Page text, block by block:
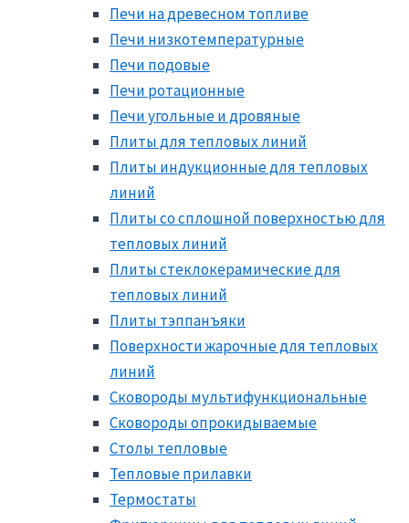
Печи на древесном топливе
Печи низкотемпературные
Печи подовые
Печи ротационные
Печи угольные и дровяные
Плиты для тепловых линий
Плиты индукционные для тепловых
линий
Плиты со сплошной поверхностью для
тепловых линий
Плиты стеклокерамические для
тепловых линий
Плиты тэппанъяки
Поверхности жарочные для тепловых
линий
Сковороды мультифункциональные
Сковороды опрокидываемые
Столы тепловые
Тепловые прилавки
Термостаты